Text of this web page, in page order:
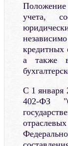
учета,
кредитных
а также
С 1 января
402-ФЗ